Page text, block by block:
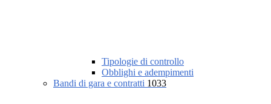
Tipologie di controllo
Obblighi e adempimenti
Bandi di gara e contratti 1033